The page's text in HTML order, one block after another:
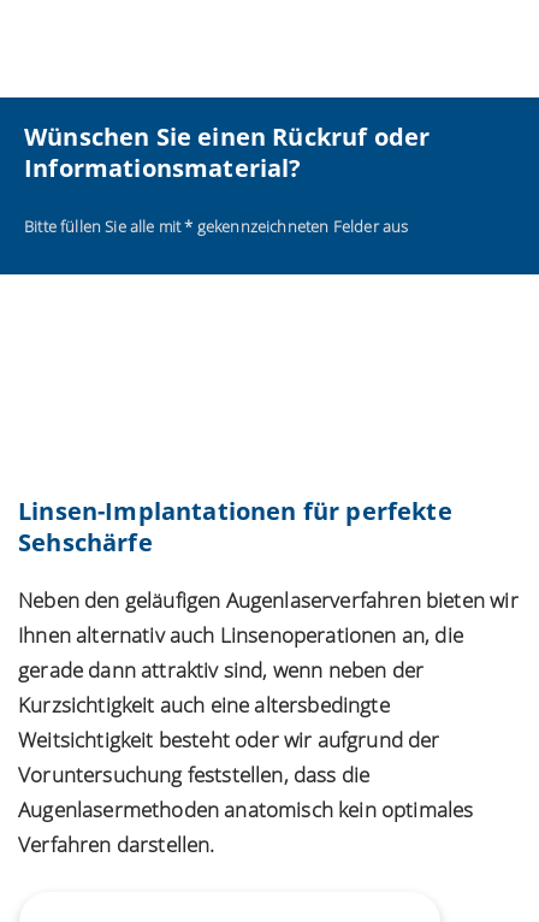
Wünschen Sie einen Rückruf oder
Informationsmaterial?
Bitte füllen Sie alle mit * gekennzeichneten Felder aus
Linsen-Implantationen für perfekte
Sehschärfe
Neben den geläufigen Augenlaserverfahren bieten wir
Ihnen alternativ auch Linsenoperationen an, die
gerade dann attraktiv sind, wenn neben der
Kurzsichtigkeit auch eine altersbedingte
Weitsichtigkeit besteht oder wir aufgrund der
Voruntersuchung feststellen, dass die
Augenlasermethoden anatomisch kein optimales
Verfahren darstellen.